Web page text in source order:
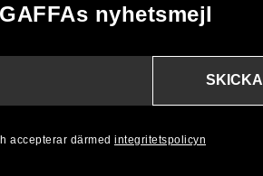
nyhetsmejl
SKICKA
accepterar därmed integritetspolicyn